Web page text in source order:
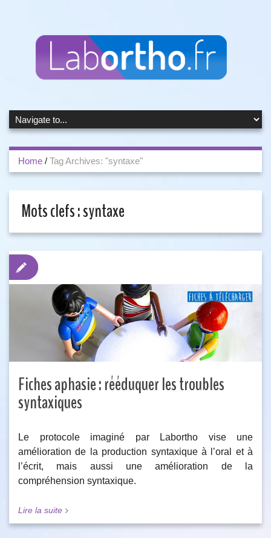
Home / Tag Archives: "syntaxe"
Mots clefs :syntaxe
Fiches aphasie : rééduquer les troubles
syntaxiques
Le protocole imaginé par Labortho vise une
amélioration de la production syntaxique à l’oral et à
l’écrit, mais aussi une amélioration de la
compréhension syntaxique.
Lire la suite